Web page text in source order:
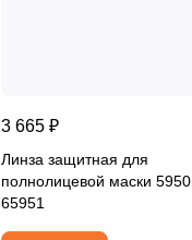
3 665 ₽
Линза защитная для
полнолицевой маски 5950
65951